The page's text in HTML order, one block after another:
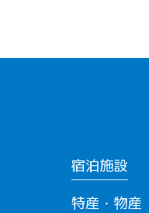
宿泊施設
特産・物産